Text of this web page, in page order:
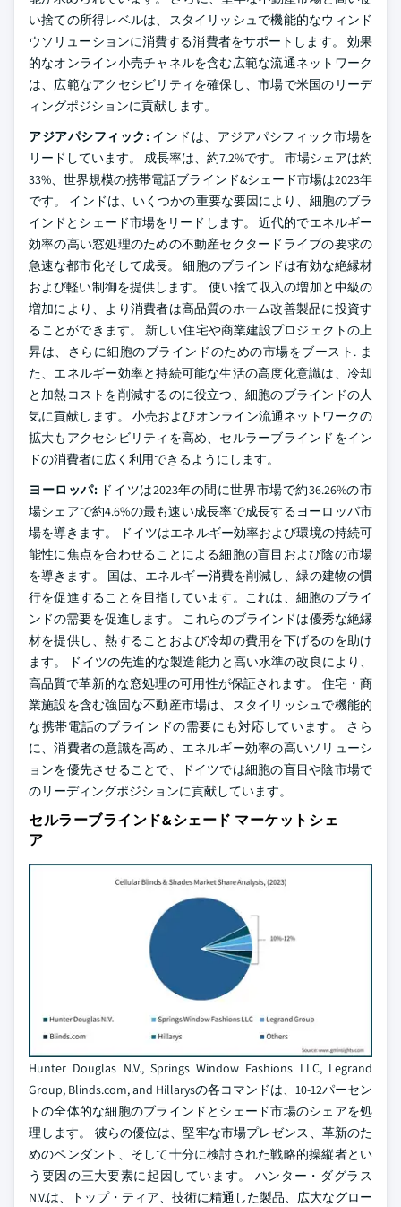
い捨ての所得レベルは、スタイリッシュで機能的なウィンド
ウソリューションに消費する消費者をサポートします。 効果
的なオンライン小売チャネルを含む広範な流通ネットワーク
は、広範なアクセシビリティを確保し、市場で米国のリーデ
ィングポジションに貢献します。
アジアパシフィック:インドは、アジアパシフィック市場を
リードしています。 成長率は、約7.2%です。 市場シェアは約
33%、世界規模の携帯電話ブラインド&シェード市場は2023年
です。 インドは、いくつかの重要な要因により、細胞のブラ
インドとシェード市場をリードします。 近代的でエネルギー
効率の高い窓処理のための不動産セクタードライブの要求の
急速な都市化そして成長。 細胞のブラインドは有効な絶縁材
および軽い制御を提供します。 使い捨て収入の増加と中級の
増加により、より消費者は高品質のホーム改善製品に投資す
ることができます。 新しい住宅や商業建設プロジェクトの上
昇は、さらに細胞のブラインドのための市場をブースト. ま
た、エネルギー効率と持続可能な生活の高度化意識は、冷却
と加熱コストを削減するのに役立つ、細胞のブラインドの人
気に貢献します。 小売およびオンライン流通ネットワークの
拡大もアクセシビリティを高め、セルラーブラインドをイン
ドの消費者に広く利用できるようにします。
ヨーロッパ: ドイツは2023年の間に世界市場で約36.26%の市
場シェアで約4.6%の最も速い成長率で成長するヨーロッパ市
場を導きます。 ドイツはエネルギー効率および環境の持続可
能性に焦点を合わせることによる細胞の盲目および陰の市場
を導きます。 国は、エネルギー消費を削減し、緑の建物の慣
行を促進することを目指しています。これは、細胞のブライ
ンドの需要を促進します。 これらのブラインドは優秀な絶縁
材を提供し、熱することおよび冷却の費用を下げるのを助け
ます。 ドイツの先進的な製造能力と高い水準の改良により、
高品質で革新的な窓処理の可用性が保証されます。 住宅・商
業施設を含む強固な不動産市場は、スタイリッシュで機能的
な携帯電話のブラインドの需要にも対応しています。 さら
に、消費者の意識を高め、エネルギー効率の高いソリューシ
ョンを優先させることで、ドイツでは細胞の盲目や陰市場で
のリーディングポジションに貢献しています。
セルラーブラインド&シェード マーケットシェ
ア
Hunter Douglas N.V., Springs Window Fashions LLC, Legrand
Group, Blinds.com, and Hillarysの各コマンドは、10-12パーセン
トの全体的な細胞のブラインドとシェード市場のシェアを処
理します。 彼らの優位は、堅牢な市場プレゼンス、革新のた
めのペンダント、そして十分に検討された戦略的操縦者とい
う要因の三大要素に起因しています。 ハンター・ダグラス
N.V.は、トップ・ティア、技術に精通した製品、広大なグロー